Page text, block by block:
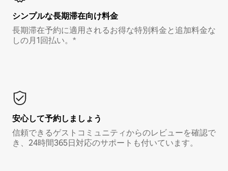
シンプルな長期滞在向け料金
長期滞在予約に適用されるお得な特別料金と追加料金な
しの月1回払い。*
安心して予約しましょう
信頼できるゲストコミュニティからのレビューを確認で
き、24時間365日対応のサポートも付いています。